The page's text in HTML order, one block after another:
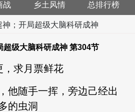
战 乡土风情 总排行榜
神；开局超级大脑科研成神
超级大脑科研成神 第304节
，求月票鲜花
他随手一挥，旁边己经出
的虫洞